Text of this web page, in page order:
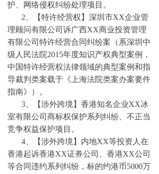
护、网络侵权纠纷处理项目。
2、【特许经营权】深圳市XX企业管
理顾问有限公司诉广西XX商业投资管理
有限公司特许经营合同纠纷案（系深圳中
级人民法院2015年度知识产权典型案例，
中国特许经营权法律领域的典型案例和指
导裁判类案载于《上海法院类案办案要件
指南》）。
3、【涉外跨境】香港知名企业XX冰
室有限公司商标权保护系列纠纷、不正当
竞争权益保护项目。
4、【涉外跨境】内地XX等投资人在
香港起诉香港XX证券公司、香港XX公司
等合同违约系列纠纷，标的约港币5000万